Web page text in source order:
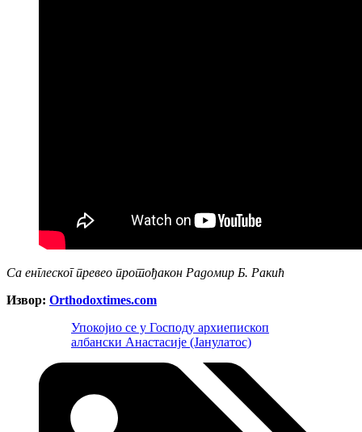
Са енглеског превео протођакон Радомир Б. Ракић
Извор: Оrthodoxtimes.com
Упокојио се у Господу архиепископ
албански Анастасије (Јанулатос)